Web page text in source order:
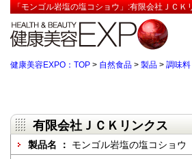
「モンゴル岩塩の塩コショウ」:有限会社ＪＣＫ
健康美容EXPO：TOP > 自然食品 > 製品 > 調味料
有限会社ＪＣＫリンクス
製品名 ： モンゴル岩塩の塩コショウ